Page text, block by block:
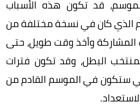
قد تكون هذه الأسباب
الذي كان في نسخة مختلفة من
المشاركة وأخذ وقت طويل، حتى
البطل، وقد تكون فترات
ستكون في الموسم القادم من